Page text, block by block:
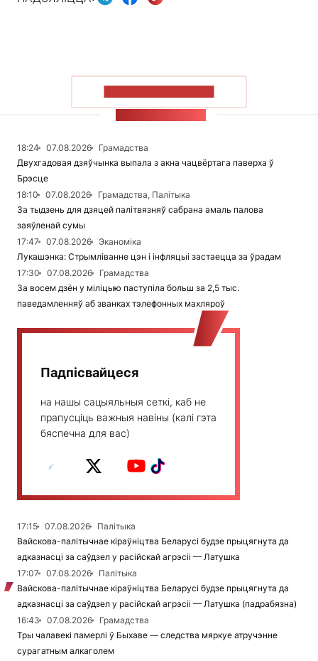
18:24 07.08.2026
Грамадства
Двухгадовая дзяўчынка выпала з акна чацвёртага паверха ў
Брэсце
18:10
07.08.2026
Грамадства, Палітыка
За тыдзень для дзяцей палітвязняў сабрана амаль палова
заяўленай сумы
17:47
07.08.2026
Эканоміка
Лукашэнка: Стрымліванне цэн і інфляцыі застаецца за ўрадам
17:30
07.08.2026
Грамадства
За восем дзён у міліцыю паступіла больш за 2,5 тыс.
паведамленняў аб званках тэлефонных махляроў
Падпісвайцеся
на нашы сацыяльныя сеткі, каб не
прапусціць важныя навіны (калі гэта
бяспечна для вас)
17:15 07.08.2026
Палітыка
Вайскова-палітычнае кіраўніцтва Беларусі будзе прыцягнута да
адказнасці за саўдзел у расійскай агрэсіі — Латушка
17:07
07.08.2026
Палітыка
Вайскова-палітычнае кіраўніцтва Беларусі будзе прыцягнута да
адказнасці за саўдзел у расійскай агрэсіі — Латушка (падрабязна)
16:43
07.08.2026
Грамадства
Тры чалавекі памерлі ў Быхаве — следства мяркуе атручэнне
сурагатным алкаголем